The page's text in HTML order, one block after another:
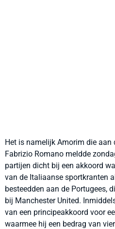
Het is namelijk Amorim die aan
Fabrizio Romano meldde
partijen dicht bij een akkoord
van de Italiaanse sportkranten
besteedden aan de Portugees,
bij Manchester United.
van een principeakkoord voor
waarmee hij een bedrag van